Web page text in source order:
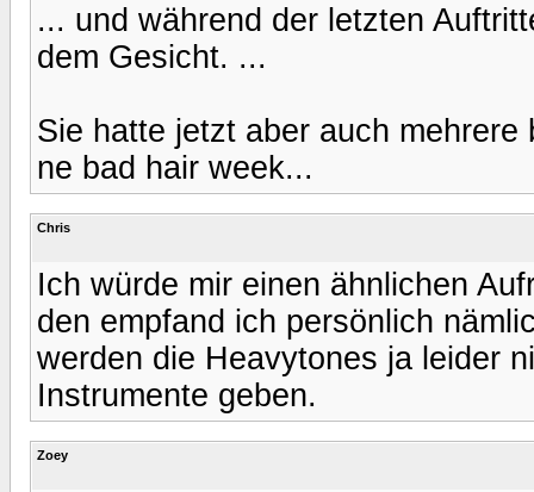
... und während der letzten
dem Gesicht. ...
Sie hatte jetzt aber auch
ne bad hair week...
Chris
Ich würde mir einen ähnlichen
den empfand ich persönlich
werden die Heavytones ja leider
Instrumente geben.
Zoey